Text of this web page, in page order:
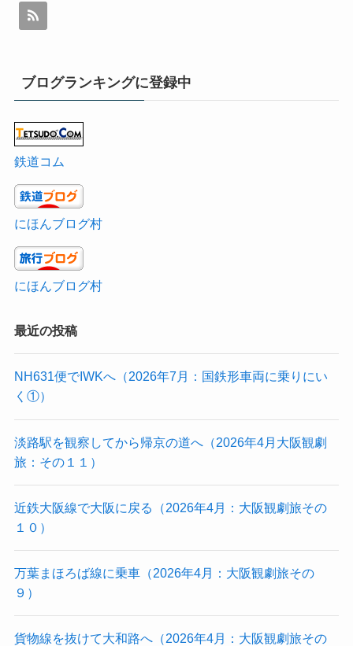
ブログランキングに登録中
鉄道コム
にほんブログ村
にほんブログ村
最近の投稿
NH631便でIWKへ（2026年7月：国鉄形車両に乗りにい
く①）
淡路駅を観察してから帰京の道へ（2026年4月大阪観劇
旅：その１１）
近鉄大阪線で大阪に戻る（2026年4月：大阪観劇旅その
１０）
万葉まほろば線に乗車（2026年4月：大阪観劇旅その
９）
貨物線を抜けて大和路へ（2026年4月：大阪観劇旅その